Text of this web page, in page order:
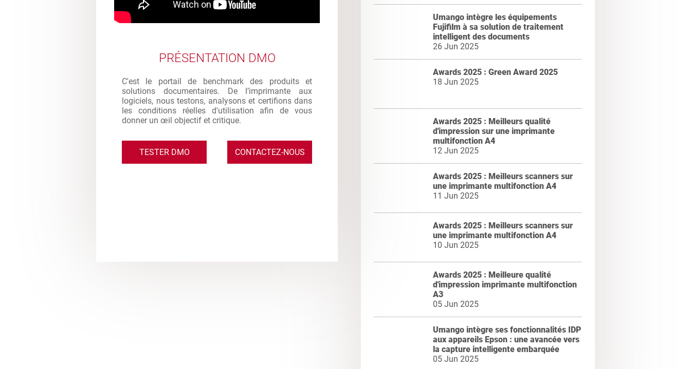
PRÉSENTATION DMO
C'est le portail de benchmark des produits et
solutions documentaires. De l’imprimante aux
logiciels, nous testons, analysons et certifions dans
les conditions réelles d'utilisation afin de vous
donner un œil objectif et critique.
TESTER DMO CONTACTEZ-NOUS
Umango intègre les équipements
Fujifilm à sa solution de traitement
intelligent des documents
26 Jun 2025
Awards 2025 : Green Award 2025
18 Jun 2025
Awards 2025 : Meilleurs qualité
d'impression sur une imprimante
multifonction A4
12 Jun 2025
Awards 2025 : Meilleurs scanners sur
une imprimante multifonction A4
11 Jun 2025
Awards 2025 : Meilleurs scanners sur
une imprimante multifonction A4
10 Jun 2025
Awards 2025 : Meilleure qualité
d'impression imprimante multifonction
A3
05 Jun 2025
Umango intègre ses fonctionnalités IDP
aux appareils Epson : une avancée vers
la capture intelligente embarquée
05 Jun 2025